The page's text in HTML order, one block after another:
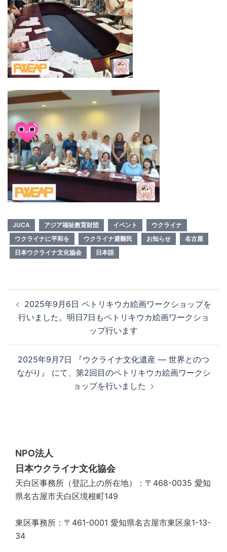
JUCA アジア福祉教育財団 イベント
ウクライナ
ウクライナに平和を
ウクライナ避難民 お知らせ
名古屋
日本ウクライナ文化協会
日本語
稿
ナ
ー
シ
2025年9月6日 ペトリキウカ絵画ワークショップを
行いました。明日7日もペトリキウカ絵画ワークショ
ップ行います
2025年9月7日 『ウクライナ文化遺産 ― 世界とのつ
ながり』 にて、第2回目のペトリキウカ絵画ワークシ
ョップを行いました
NPO法人
日本ウクライナ文化協会
天白区事務所（登記上の所在地）：〒468-0035 愛知
県名古屋市天白区境根町149
東区事務所：〒461-0001 愛知県名古屋市東区泉1-13-
34